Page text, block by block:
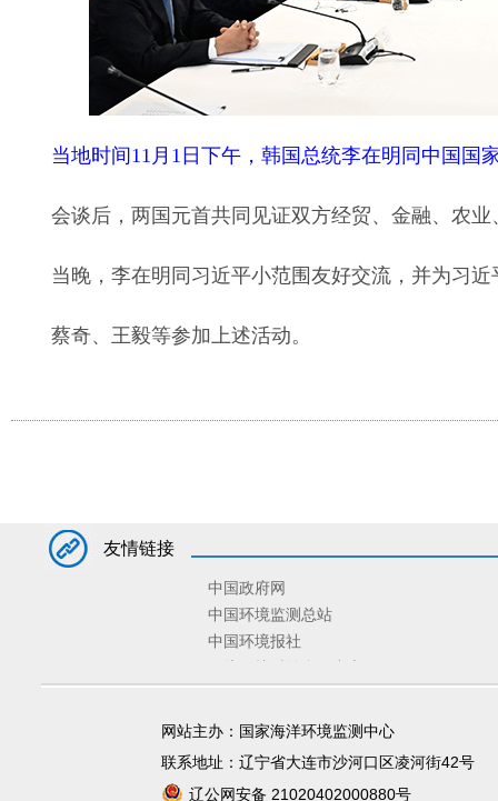
当地时间11月1日下午，韩国总统李在明同中国国
会谈后，两国元首共同见证双方经贸、金融、农
当晚，李在明同习近平小范围友好交流，并为习
蔡奇、王毅等参加上述活动。
友情链接
中国政府网
中国环境监测总站
中国环境报社
固体废物与化学品管理技术中心
网站主办：国家海洋环境监测中心
联系地址：辽宁省大连市沙河口区凌河街42号
辽公网安备 21020402000880号